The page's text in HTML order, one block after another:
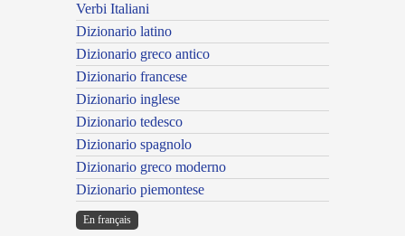
Verbi Italiani
Dizionario latino
Dizionario greco antico
Dizionario francese
Dizionario inglese
Dizionario tedesco
Dizionario spagnolo
Dizionario greco moderno
Dizionario piemontese
En français